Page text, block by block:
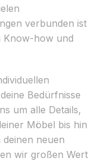
verbunden ist
Know-how und
Bedürfnisse
um alle Details,
Möbel bis hin
neuen
wir großen Wert